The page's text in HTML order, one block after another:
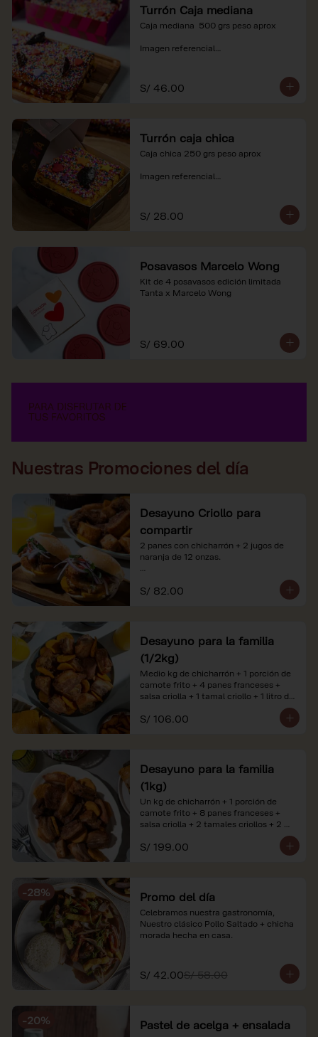
Turrón Caja mediana
Caja mediana  500 grs peso aprox
Imagen referencial
soles e incluyen impuestos de ley y
recargo al consumo.
S/ 46.00
Turrón caja chica
Caja chica 250 grs peso aprox
Imagen referencial
soles e incluyen impuestos de ley y
recargo al consumo.
S/ 28.00
Posavasos Marcelo Wong
Kit de 4 posavasos edición limitada
Tanta x Marcelo Wong
S/ 69.00
Nuestras Promociones del día
Desayuno Criollo para
compartir
2 panes con chicharrón + 2 jugos de
naranja de 12 onzas.
*Nuestros precios están expresados en
soles e incluyen impuestos de ley y
S/ 82.00
Desayuno para la familia
(1/2kg)
Medio kg de chicharrón + 1 porción de
camote frito + 4 panes franceses +
salsa criolla + 1 tamal criollo + 1 litro de
*Nuestros precios están expresados en
referenciales.
S/ 106.00
Desayuno para la familia
(1kg)
Un kg de chicharrón + 1 porción de
camote frito + 8 panes franceses +
salsa criolla + 2 tamales criollos + 2
*Nuestros precios están expresados en
referenciales.
S/ 199.00
-28% Promo del día
Celebramos nuestra gastronomía,
Nuestro clásico Pollo Saltado + chicha
morada hecha en casa.
S/ 42.00S/ 58.00
-20% Pastel de acelga + ensalada